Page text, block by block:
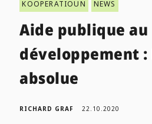
KOOPERATIOUN NEWS
Aide publique au
développement :
absolue
RICHARD GRAF 22.10.2020